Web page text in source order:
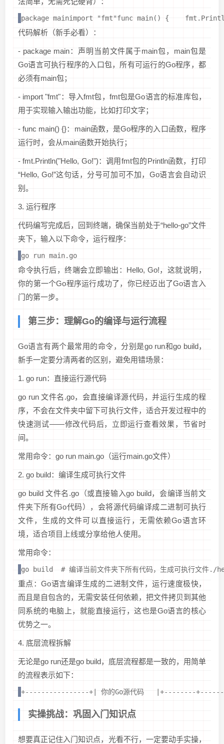
package mainimport "fmt"func main() {
代码解析（新手必看）：
- package main：声明当前文件属于main包，main包是
Go语言可执行程序的入口包，所有可运行的Go程序，都
必须有main包；
- import "fmt"：导入fmt包，fmt包是Go语言的标准库包，
用于实现输入输出功能，比如打印文字；
- func main() {}：main函数，是Go程序的入口函数，程序
运行时，会从main函数开始执行；
- fmt.Println("Hello, Go!")：调用fmt包的Println函数，打印
“Hello, Go!”这句话，分号可加可不加，Go语言会自动识
别。
3. 运行程序
代码编写完成后，回到终端，确保当前处于“hello-go”文件
夹下，输入以下命令，运行程序：
go run main.go
命令执行后，终端会立即输出：Hello, Go!，这就说明，
你的第一个Go程序运行成功了，你已经迈出了Go语言入
门的第一步。
第三步：理解Go的编译与运行流程
Go语言有两个最常用的命令，分别是go run和go build，
新手一定要分清两者的区别，避免用错场景：
1. go run：直接运行源代码
go run 文件名.go，会直接编译源代码，并运行生成的程
序，不会在文件夹中留下可执行文件，适合开发过程中的
快速测试——修改代码后，立即运行查看效果，节省时
间。
常用命令：go run main.go（运行main.go文件）
2. go build：编译生成可执行文件
go build 文件名.go（或直接输入go build，会编译当前文
件夹下所有Go代码），会将源代码编译成二进制可执行
文件，生成的文件可以直接运行，无需依赖Go语言环
境，适合项目上线或分享给他人使用。
常用命令：
go build  # 编译当前文件夹下所有代码，生成可执行文件./
重点：Go语言编译生成的二进制文件，运行速度极快，
而且是自包含的，无需安装任何依赖，把文件拷贝到其他
同系统的电脑上，就能直接运行，这也是Go语言的核心
优势之一。
4. 底层流程拆解
无论是go run还是go build，底层流程都是一致的，用简单
的流程表示如下：
+----------------+| 你的Go源代码   |+--------
实操挑战：巩固入门知识点
想要真正记住入门知识点，光看不行，一定要动手实操，